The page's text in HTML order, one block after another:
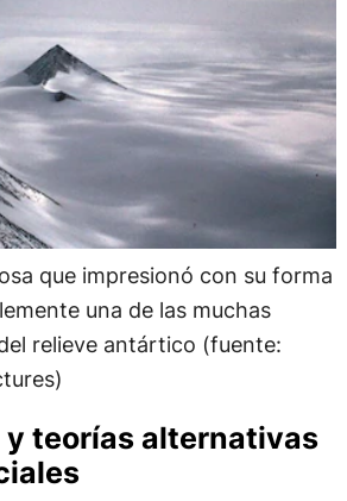
que impresionó con su forma
una de las muchas
relieve antártico (fuente:
teorías alternativas